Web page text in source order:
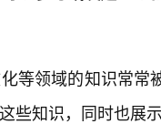
等领域的知识常常
些知识，同时也展